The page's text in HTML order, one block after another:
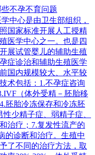
不孕不育问题
中心是由卫生部组织，
国家标准开展人工授精
医学中心之一。也是四
展试管婴儿的辅助生殖
症诊治和辅助生殖医学
国内规模较大、水平较
术包括：1.不孕症咨询
（体外受精－胚胎移
胚胎冷冻保存和冷冻胚
少精子症、弱精子症、
治疗；7.复发性流产的
的诊断和治疗。生殖中
了不同的治疗方法，取